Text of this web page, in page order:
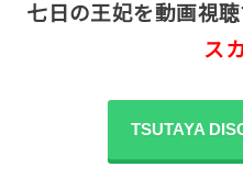
七日の王妃を動画視
ス
TSUTAYA